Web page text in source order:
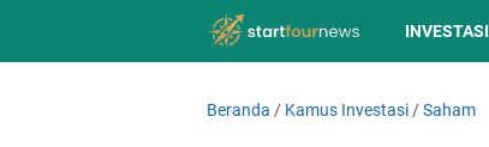
INVESTASI
Beranda / Kamus Investasi /Saham